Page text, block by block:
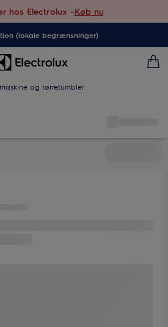
hos Electrolux –Køb nu
(lokale begrænsninger)
og tørretumbler